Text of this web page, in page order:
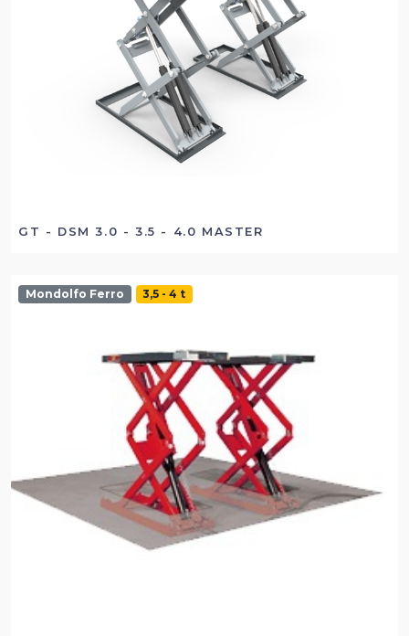
GT - DSM 3.0 - 3.5 - 4.0 MASTER
Mondolfo Ferro 3,5 - 4 t